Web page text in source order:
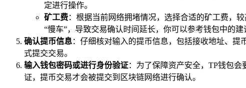
定进行操作。
矿工费：根据当前网络拥堵情况，选择合适的矿工费，
“慢车”，导致交易确认时间延长，你可以参考钱包中的
确认提币信息：仔细核对输入的提币信息，包括接收地址、提
式提交交易。
输入钱包密码或进行身份验证：为了保障资产安全，TP钱包
证，提币交易才会被提交到区块链网络进行确认。